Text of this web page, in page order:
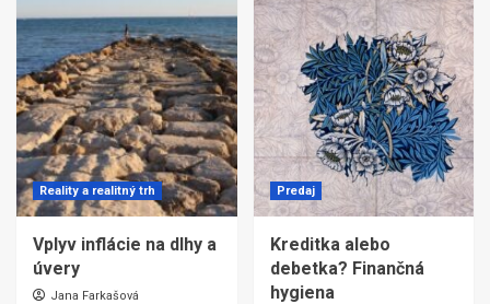
Reality a realitný trh
Vplyv inflácie na dlhy a
úvery
Jana Farkašová
Predaj
Kreditka alebo
debetka? Finančná
hygiena